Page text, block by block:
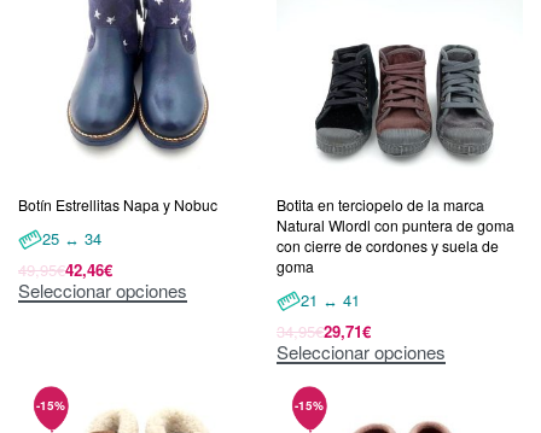
Botín Estrellitas Napa y Nobuc
25 ↔ 34
49,95€42,46€
Seleccionar opciones
Botita en terciopelo de la marca
Natural Wlordl con puntera de goma
con cierre de cordones y suela de
goma
21 ↔ 41
34,95€29,71€
Seleccionar opciones